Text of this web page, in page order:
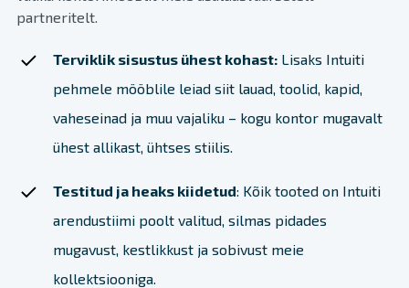
partneritelt.
Terviklik sisustus ühest kohast: Lisaks Intuiti
pehmele mööblile leiad siit lauad, toolid, kapid,
vaheseinad ja muu vajaliku – kogu kontor mugavalt
ühest allikast, ühtses stiilis.
Testitud ja heaks kiidetud: Kõik tooted on Intuiti
arendustiimi poolt valitud, silmas pidades
mugavust, kestlikkust ja sobivust meie
kollektsiooniga.